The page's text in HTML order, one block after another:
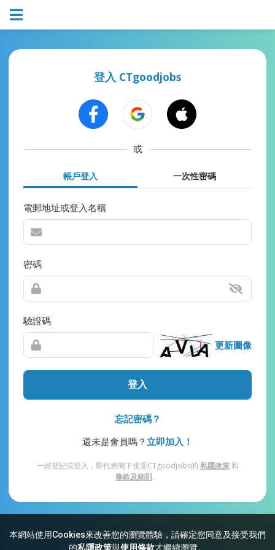
本網站使用Cookies來改善您的瀏覽體驗，請確定您同意及接受我們
的私隱政策與使用條款才繼續瀏覽。
登入 CTgoodjobs
或
帳戶登入 一次性密碼
電郵地址或登入名稱
密碼
驗證碼
更新圖像
登入
忘記密碼？
還未是會員嗎？ 立即加入！
一經登記或登入，即代表閣下接受CTgoodjobs的 私隱政策和
條款及細則。
網站索引 常見問題 私隱 條款及細則